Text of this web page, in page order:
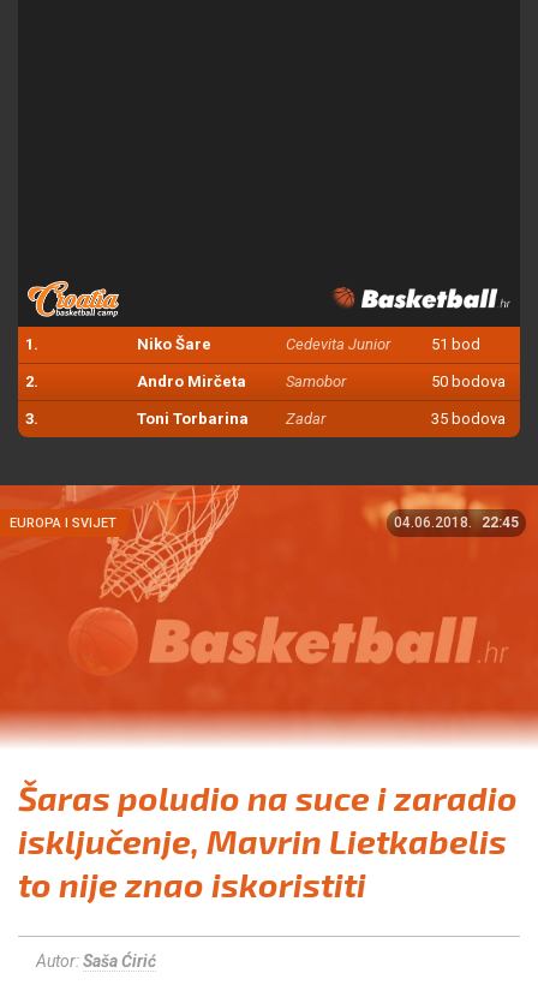
1. Niko Šare Cedevita Junior 51 bod
2. Andro Mirčeta Samobor 50 bodova
3. Toni Torbarina Zadar 35 bodova
EUROPA I SVIJET 04.06.2018. 22:45
Šaras poludio na suce i zaradio
isključenje, Mavrin Lietkabelis
to nije znao iskoristiti
Autor:Saša Ćirić